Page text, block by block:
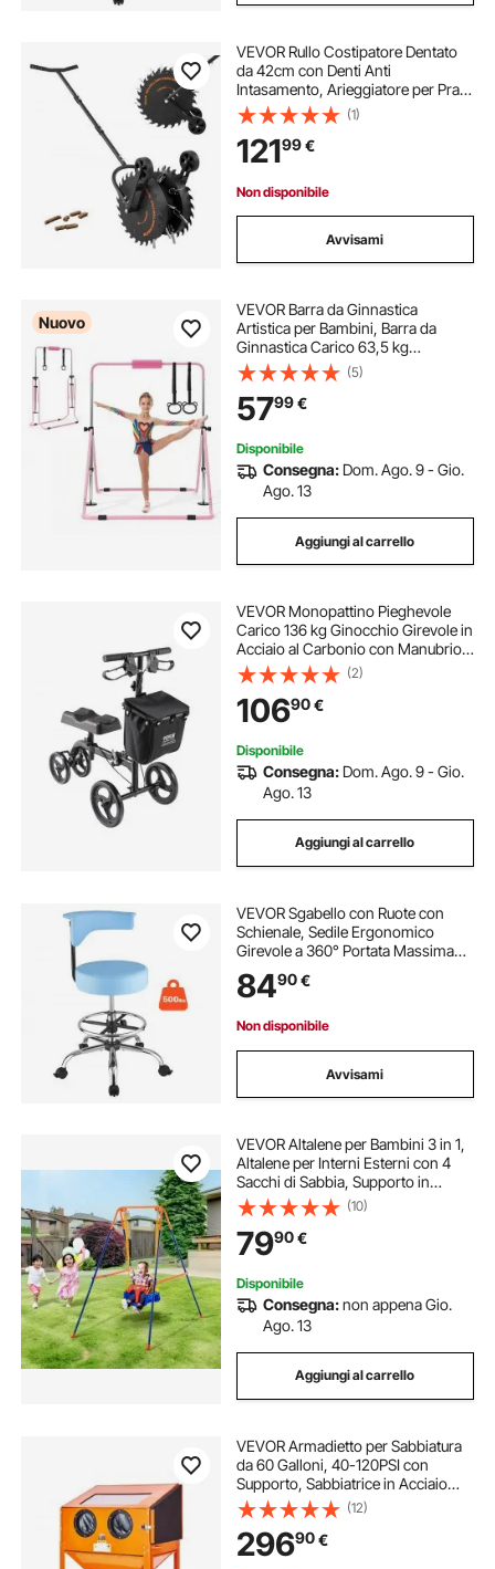
VEVOR Rullo Costipatore Dentato
da 42cm con Denti Anti
Intasamento, Arieggiatore per Prati
Resistente Antiruggine, Strumento
di Aerazione Manuale per Allentare
il Terreno Compatto di Giardini
Aiuole
(1)
12199€
Non disponibile
Avvisami
Nuovo
VEVOR Barra da Ginnastica
Artistica per Bambini, Barra da
Ginnastica Carico 63,5 kg
Pieghevole Altezza Regolabile
Allenamento Esercizio per Casa 3-
8 Anni, Telaio in Acciaio al
Carbonio, Colore Rosa
(5)
5799€
Disponibile
Consegna: Dom. Ago. 9 - Gio.
Ago. 13
Aggiungi al carrello
VEVOR Monopattino Pieghevole
Carico 136 kg Ginocchio Girevole in
Acciaio al Carbonio con Manubrio,
Regolabili in Altezza, Ruote Solide
per Tutti i Terreni, per Lesioni alla
Caviglia Rotta e al Piede
(2)
10690€
Disponibile
Consegna: Dom. Ago. 9 - Gio.
Ago. 13
Aggiungi al carrello
VEVOR Sgabello con Ruote con
Schienale, Sedile Ergonomico
Girevole a 360° Portata Massima
226,8 kg, Altezza Regolabile,
Colore Blu, in PU Imbottito, per
Cliniche
8490€
Non disponibile
Avvisami
VEVOR Altalene per Bambini 3 in 1,
Altalene per Interni Esterni con 4
Sacchi di Sabbia, Supporto in
Metallo Pieghevole, Facile da
Montare, per Bambini 3 a 6 Anni,
Giovani 6 a 10 Anni, Adolescenti
10+
(10)
7990€
Disponibile
Consegna:non appena Gio.
Ago. 13
Aggiungi al carrello
VEVOR Armadietto per Sabbiatura
da 60 Galloni, 40-120PSI con
Supporto, Sabbiatrice in Acciaio
Resistente con Pistola per
Sabbiatura 4 ugelli in Ceramica per
Rimozione di Vernice, Macchie e
Ruggine
(12)
29690€